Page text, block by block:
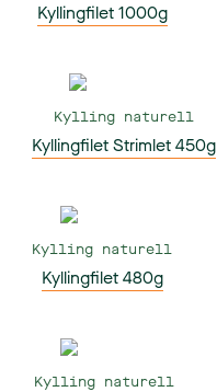
Kyllingfilet 1000g
Kylling naturell
Kyllingfilet Strimlet 450g
Kylling naturell
Kyllingfilet 480g
Kylling naturell